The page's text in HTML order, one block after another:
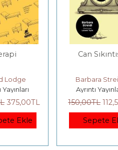
Can Sıkıntısı
Barbara Streidl
Ayrıntı Yayınları
150 112,50TL
Sepete Ekle